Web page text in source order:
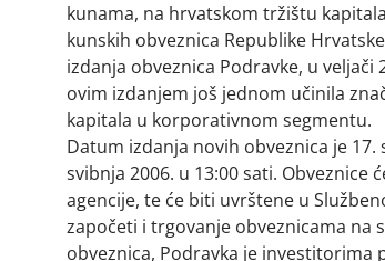
kunama, na hrvatskom tržištu
kunskih obveznica Republike
izdanja obveznica Podravke, u veljači
ovim izdanjem još jednom učinila
kapitala u korporativnom segmentu.
Datum izdanja novih obveznica je
svibnja 2006. u 13:00 sati.
agencije, te će biti uvrštene u
započeti i trgovanje obveznicama
obveznica, Podravka je